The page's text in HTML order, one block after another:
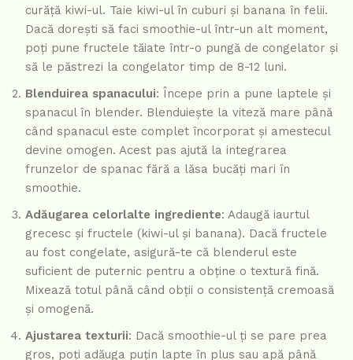
curăță kiwi-ul. Taie kiwi-ul în cuburi și banana în felii.
Dacă dorești să faci smoothie-ul într-un alt moment,
poți pune fructele tăiate într-o pungă de congelator și
să le păstrezi la congelator timp de 8-12 luni.
Blenduirea spanacului: Începe prin a pune laptele și
spanacul în blender. Blenduiește la viteză mare până
când spanacul este complet încorporat și amestecul
devine omogen. Acest pas ajută la integrarea
frunzelor de spanac fără a lăsa bucăți mari în
smoothie.
Adăugarea celorlalte ingrediente: Adaugă iaurtul
grecesc și fructele (kiwi-ul și banana). Dacă fructele
au fost congelate, asigură-te că blenderul este
suficient de puternic pentru a obține o textură fină.
Mixează totul până când obții o consistență cremoasă
și omogenă.
Ajustarea texturii: Dacă smoothie-ul ți se pare prea
gros, poți adăuga puțin lapte în plus sau apă până